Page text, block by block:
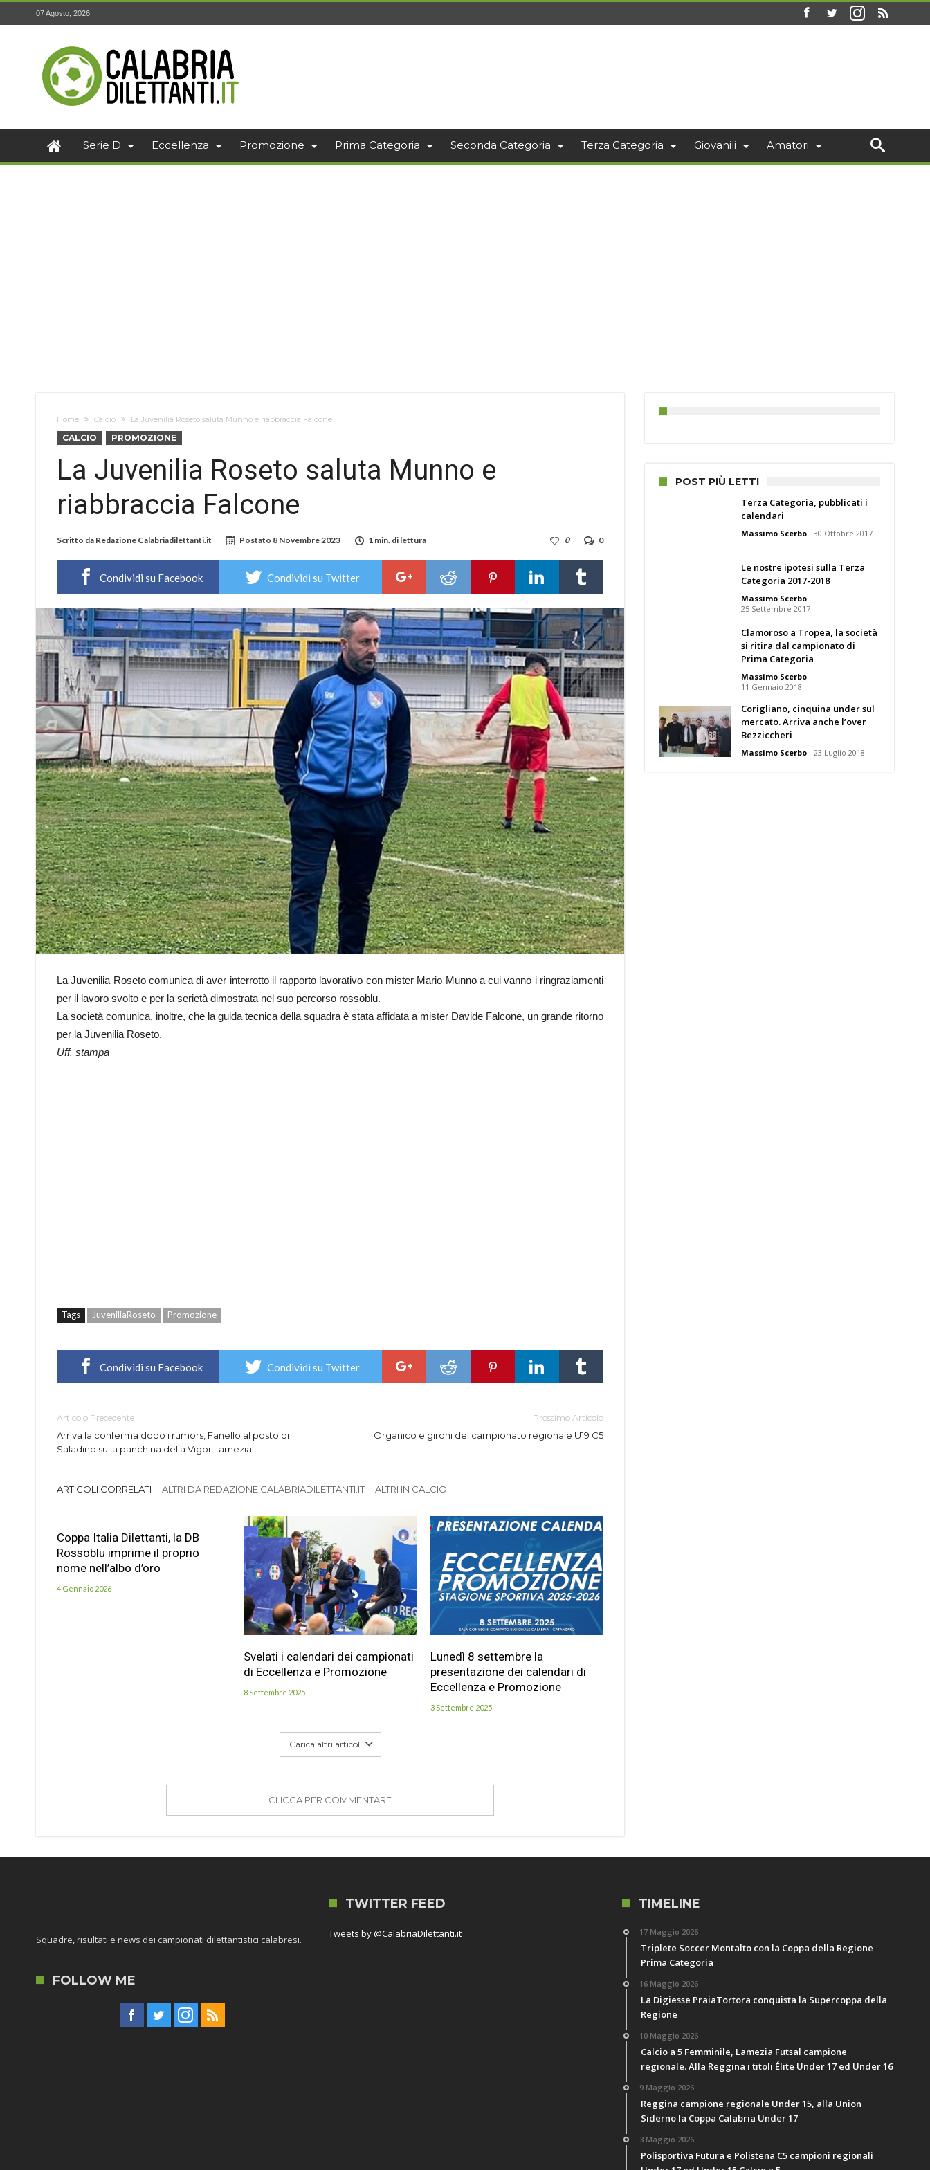
07 Agosto, 2026
Serie D Eccellenza Promozione Prima Categoria Seconda Categoria Terza Categoria Giovanili Amatori
Home Calcio La Juvenilia Roseto saluta Munno e riabbraccia Falcone
CALCIO PROMOZIONE
La Juvenilia Roseto saluta Munno e
riabbraccia Falcone
Scritto da Redazione Calabriadilettanti.it Postato 8 Novembre 2023 1 min. di lettura 0
0
Condividi su Facebook Condividi su Twitter
La Juvenilia Roseto comunica di aver interrotto il rapporto lavorativo con mister Mario Munno a cui vanno i ringraziamenti
per il lavoro svolto e per la serietà dimostrata nel suo percorso rossoblu.
La società comunica, inoltre, che la guida tecnica della squadra è stata affidata a mister Davide Falcone, un grande ritorno
per la Juvenilia Roseto.
Uff. stampa
Tags JuveniliaRoseto Promozione
Condividi su Facebook Condividi su Twitter
Articolo Precedente
Arriva la conferma dopo i rumors, Fanello al posto di
Saladino sulla panchina della Vigor Lamezia
Prossimo Articolo
Organico e gironi del campionato regionale U19 C5
ARTICOLI CORRELATI ALTRI DA REDAZIONE CALABRIADILETTANTI.IT ALTRI IN CALCIO
Coppa Italia Dilettanti, la DB
Rossoblu imprime il proprio
nome nell’albo d’oro
4 Gennaio 2026
Svelati i calendari dei campionati
di Eccellenza e Promozione
8 Settembre 2025
Lunedì 8 settembre la
presentazione dei calendari di
Eccellenza e Promozione
3 Settembre 2025
Carica altri articoli
CLICCA PER COMMENTARE
POST PIÙ LETTI
Terza Categoria, pubblicati i
calendari
Massimo Scerbo 30 Ottobre 2017
Le nostre ipotesi sulla Terza
Categoria 2017-2018
Massimo Scerbo
25 Settembre 2017
Clamoroso a Tropea, la società
si ritira dal campionato di
Prima Categoria
Massimo Scerbo
11 Gennaio 2018
Corigliano, cinquina under sul
mercato. Arriva anche l’over
Bezziccheri
Massimo Scerbo 23 Luglio 2018
Squadre, risultati e news dei campionati dilettantistici calabresi.
FOLLOW ME
TWITTER FEED
Tweets by @CalabriaDilettanti.it
TIMELINE
17 Maggio 2026
Triplete Soccer Montalto con la Coppa della Regione
Prima Categoria
16 Maggio 2026
La Digiesse PraiaTortora conquista la Supercoppa della
Regione
10 Maggio 2026
Calcio a 5 Femminile, Lamezia Futsal campione
regionale. Alla Reggina i titoli Élite Under 17 ed Under 16
9 Maggio 2026
Reggina campione regionale Under 15, alla Union
Siderno la Coppa Calabria Under 17
3 Maggio 2026
Polisportiva Futura e Polistena C5 campioni regionali